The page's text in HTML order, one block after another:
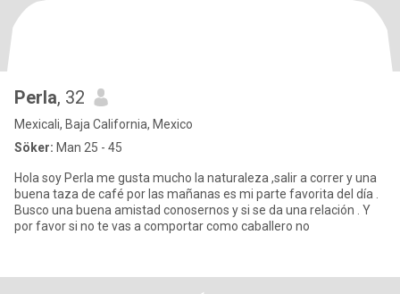
Perla, 32
Mexicali, Baja California, Mexico
Söker: Man 25 - 45
Hola soy Perla me gusta mucho la naturaleza ,salir a correr y una
buena taza de café por las mañanas es mi parte favorita del día .
Busco una buena amistad conosernos y si se da una relación . Y
por favor si no te vas a comportar como caballero no